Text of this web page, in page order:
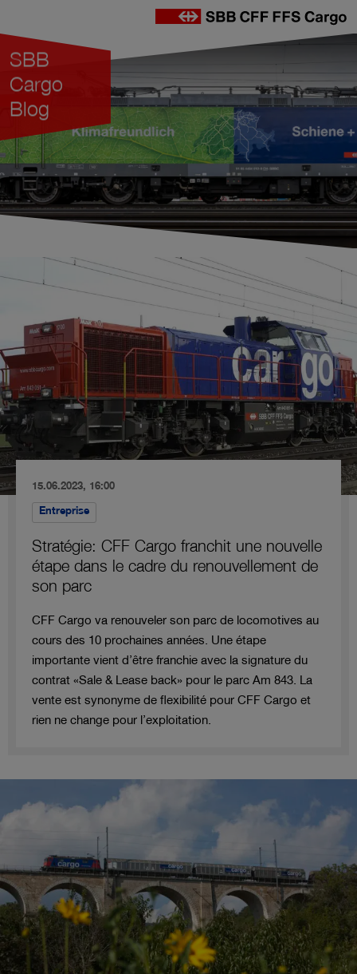
SBB
Cargo
Blog
15.06.2023, 16:00
Entreprise
Stratégie: CFF Cargo franchit une nouvelle
étape dans le cadre du renouvellement de
son parc
CFF Cargo va renouveler son parc de locomotives au
cours des 10 prochaines années. Une étape
importante vient d’être franchie avec la signature du
contrat «Sale & Lease back» pour le parc Am 843. La
vente est synonyme de flexibilité pour CFF Cargo et
rien ne change pour l’exploitation.